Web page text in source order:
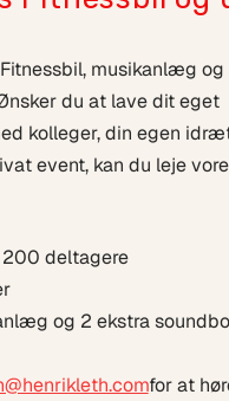
musikanlæg og
du at lave dit eget
kolleger, din egen
event, kan du leje
deltagere
og 2 ekstra
for at